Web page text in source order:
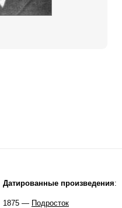
Датированные произведения:
1875 — Подросток